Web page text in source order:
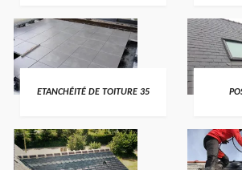
ETANCHÉITÉ DE TOITURE 35